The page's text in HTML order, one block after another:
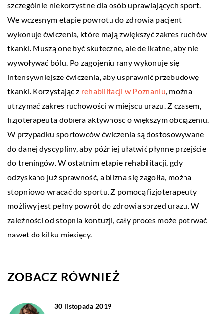
szczególnie niekorzystne dla osób uprawiających sport.
We wczesnym etapie powrotu do zdrowia pacjent
wykonuje ćwiczenia, które mają zwiększyć zakres ruchów
tkanki. Muszą one być skuteczne, ale delikatne, aby nie
wywoływać bólu. Po zagojeniu rany wykonuje się
intensywniejsze ćwiczenia, aby usprawnić przebudowę
tkanki. Korzystając z rehabilitacji w Poznaniu, można
utrzymać zakres ruchowości w miejscu urazu. Z czasem,
fizjoterapeuta dobiera aktywność o większym obciążeniu.
W przypadku sportowców ćwiczenia są dostosowywane
do danej dyscypliny, aby później ułatwić płynne przejście
do treningów. W ostatnim etapie rehabilitacji, gdy
odzyskano już sprawność, a blizna się zagoiła, można
stopniowo wracać do sportu. Z pomocą fizjoterapeuty
możliwy jest pełny powrót do zdrowia sprzed urazu. W
zależności od stopnia kontuzji, cały proces może potrwać
nawet do kilku miesięcy.
ZOBACZ RÓWNIEŻ
30 listopada 2019